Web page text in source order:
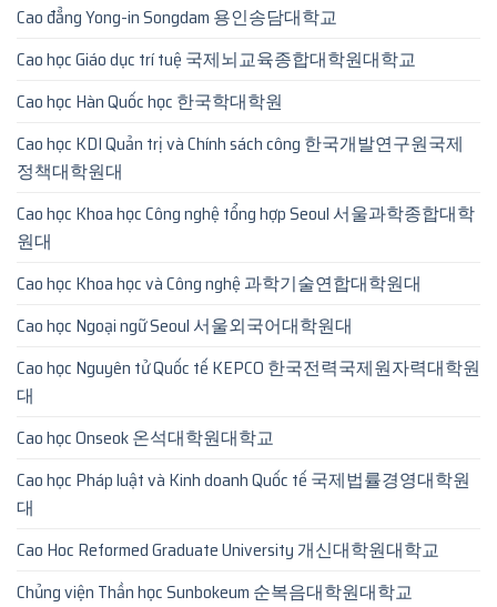
Cao đẳng Yong-in Songdam 용인송담대학교
Cao học Giáo dục trí tuệ 국제뇌교육종합대학원대학교
Cao học Hàn Quốc học 한국학대학원
Cao học KDI Quản trị và Chính sách công 한국개발연구원국제
정책대학원대
Cao học Khoa học Công nghệ tổng hợp Seoul 서울과학종합대학
원대
Cao học Khoa học và Công nghệ 과학기술연합대학원대
Cao học Ngoại ngữ Seoul 서울외국어대학원대
Cao học Nguyên tử Quốc tế KEPCO 한국전력국제원자력대학원
대
Cao học Onseok 온석대학원대학교
Cao học Pháp luật và Kinh doanh Quốc tế 국제법률경영대학원
대
Cao Hoc Reformed Graduate University 개신대학원대학교
Chủng viện Thần học Sunbokeum 순복음대학원대학교